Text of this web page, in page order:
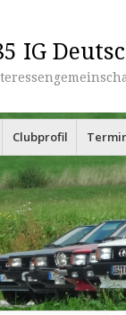
IG
springen
Clubprofil